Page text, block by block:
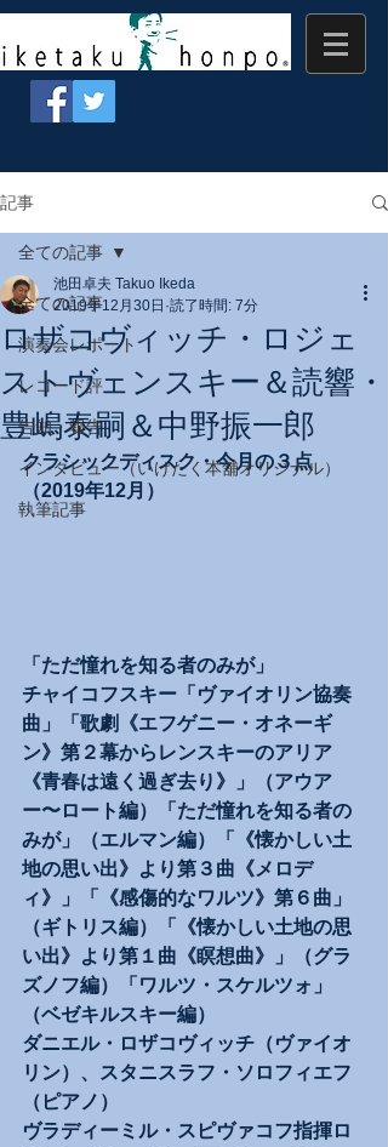
記事
全ての記事
演奏会レポート
レコード評
告知・報告
インタビュー（いけたく本舗オリジナル）
執筆記事
全ての記事
ロザコヴィッチ・ロジェ
ストヴェンスキー＆読響・
豊嶋泰嗣＆中野振一郎
池田卓夫 Takuo Ikeda
2019年12月30日 読了時間: 7分
クラシックディスク・今月の３点
（2019年12月）
「ただ憧れを知る者のみが」
チャイコフスキー「ヴァイオリン協奏
曲」「歌劇《エフゲニー・オネーギ
ン》第２幕からレンスキーのアリア
《青春は遠く過ぎ去り》」（アウア
ー〜ロート編）「ただ憧れを知る者の
みが」（エルマン編）「《懐かしい土
地の思い出》より第３曲《メロデ
ィ》」「《感傷的なワルツ》第６曲」
（ギトリス編）「《懐かしい土地の思
い出》より第１曲《瞑想曲》」（グラ
ズノフ編）「ワルツ・スケルツォ」
（ベゼキルスキー編）
ダニエル・ロザコヴィッチ（ヴァイオ
リン）、スタニスラフ・ソロフィエフ
（ピアノ）
ヴラディーミル・スピヴァコフ指揮ロ